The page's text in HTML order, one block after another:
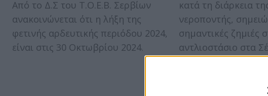
Από το Δ.Σ του Τ.Ο.Ε.Β. Σερβίων
ανακοινώνεται ότι η λήξη της
φετινής αρδευτικής περιόδου 2024,
είναι στις 30 Οκτωβρίου 2024.
κατά τη διάρκεια
νεροποντής,
σημαντικές ζημιές
αντλιοστάσιο στα
καταιγίδα,